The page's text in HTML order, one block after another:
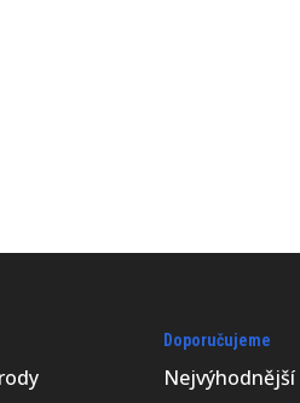
Doporučujeme
Nejvýhodnější